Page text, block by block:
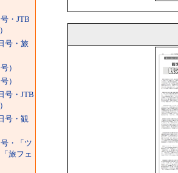
・JTB
号・旅
）
）
号・JTB
号・観
・「ツ
旅フェ